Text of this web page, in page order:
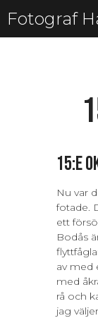
Fotograf
15:e
Nu var
fotade.
ett
Bodås
av med
med
rå och
jag